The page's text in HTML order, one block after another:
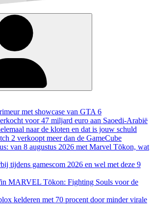
met showcase van GTA 6
voor 47 miljard euro aan Saoedi-Arabië
naar de kloten en dat is jouw schuld
2 verkoopt meer dan de GameCube
van 8 augustus 2026 met Marvel Tōkon, wat
tijdens gamescom 2026 en wel met deze 9
MARVEL Tōkon: Fighting Souls voor de
kelderen met 70 procent door minder virale